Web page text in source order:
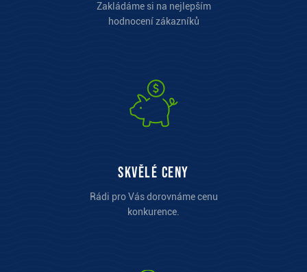
Zakládáme si na nejlepším
hodnocení zákazníků
Skvělé ceny
Rádi pro Vás dorovnáme cenu
konkurence.